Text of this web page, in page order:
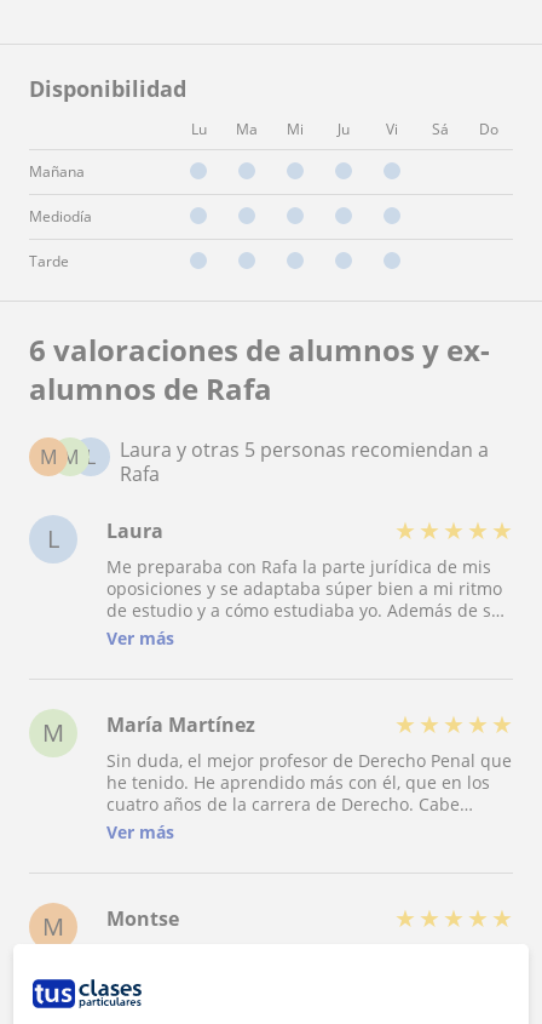
Disponibilidad
Lu Ma Mi Ju Vi Sá Do
Mañana
Mediodía
Tarde
6 valoraciones de alumnos y ex-
alumnos de Rafa
L
M
M
Laura y otras 5 personas recomiendan a
Rafa
L Laura ★ ★ ★ ★ ★
Me preparaba con Rafa la parte jurídica de mis
oposiciones y se adaptaba súper bien a mi ritmo
de estudio y a cómo estudiaba yo. Además de ser
buen profe es muy motivante, sin él no lo habría
dejado antes, gracias Rafa!!! Lo recomiendo 100 %
Ver más
M María Martínez ★ ★ ★ ★ ★
Sin duda, el mejor profesor de Derecho Penal que
he tenido. He aprendido más con él, que en los
cuatro años de la carrera de Derecho. Cabe
destacar, su dominio de la materia, tanto de la
explicar, clara y concisa.
Ver más
M Montse ★ ★ ★ ★ ★
facilita muchísima información respecto a el